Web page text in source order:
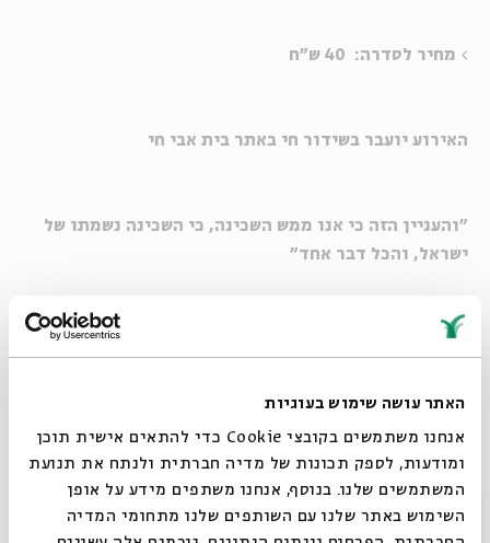
האתר עושה שימוש בעוגיות
אנחנו משתמשים בקובצי Cookie כדי להתאים אישית תוכן
ומודעות, לספק תכונות של מדיה חברתית ולנתח את תנועת
המשתמשים שלנו. בנוסף, אנחנו משתפים מידע על אופן
השימוש באתר שלנו עם השותפים שלנו מתחומי המדיה
> מחיר לסדרה: 40 ש"ח
האירוע יועבר בשידור חי באתר בית אבי חי
"והעניין הזה כי אנו ממש השכינה, כי השכינה נשמתו של
ישראל, והכל דבר אחד"
(ר' משה קורדוברו, ספר גירושין)
השכינה וספרת המלכות, אשר זכתה לייצוגים וסמלים רבים
נעסוק גם בשאלות של אימהות, נשיות ומגדר בעולם הקבלי.
סגור